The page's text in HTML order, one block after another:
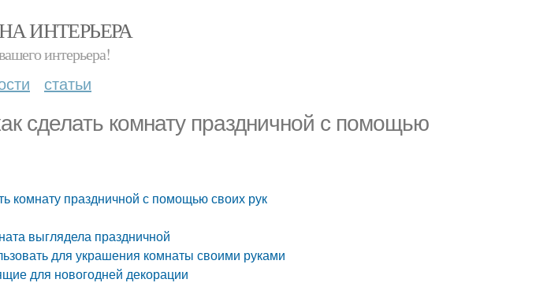
ИНТЕРЬЕРА
интерьера!
статьи
сделать комнату праздничной с помощью
комнату праздничной с помощью своих рук
выглядела праздничной
для украшения комнаты своими руками
для новогодней декорации